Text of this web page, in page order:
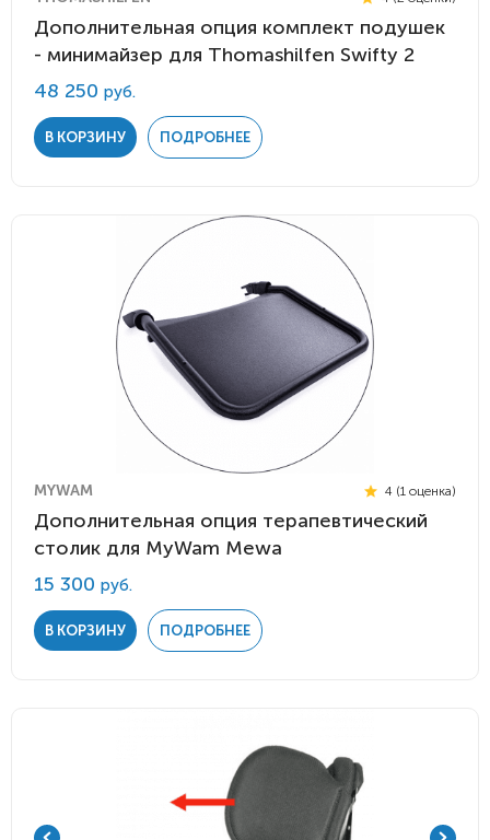
Дополнительная опция комплект подушек
- минимайзер для Thomashilfen Swifty 2
48 250 руб.
В КОРЗИНУ ПОДРОБНЕЕ
MYWAM 4 (1 оценка)
Дополнительная опция терапевтический
столик для MyWam Mewa
15 300 руб.
В КОРЗИНУ ПОДРОБНЕЕ